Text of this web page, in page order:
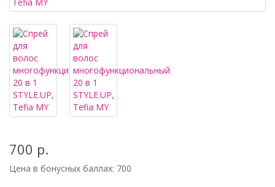
700 р.
Цена в бонусных баллах: 700